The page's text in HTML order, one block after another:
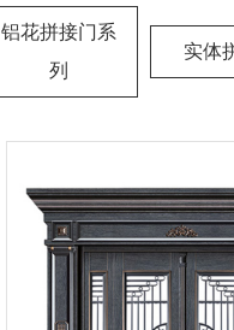
铝花拼接门系
列
实体